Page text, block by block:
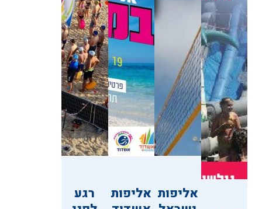
אליפות אליפות
רגע